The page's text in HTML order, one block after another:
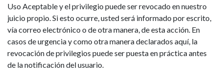
Uso Aceptable y el privilegio puede ser revocado en nuestro
juicio propio. Si esto ocurre, usted será informado por escrito,
vía correo electrónico o de otra manera, de esta acción. En
casos de urgencia y como otra manera declarados aquí, la
revocación de privilegios puede ser puesta en práctica antes
de la notificación del usuario.